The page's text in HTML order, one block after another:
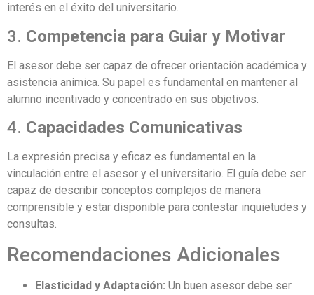
interés en el éxito del universitario.
3. Competencia para Guiar y Motivar
El asesor debe ser capaz de ofrecer orientación académica y
asistencia anímica. Su papel es fundamental en mantener al
alumno incentivado y concentrado en sus objetivos.
4. Capacidades Comunicativas
La expresión precisa y eficaz es fundamental en la
vinculación entre el asesor y el universitario. El guía debe ser
capaz de describir conceptos complejos de manera
comprensible y estar disponible para contestar inquietudes y
consultas.
Recomendaciones Adicionales
Elasticidad y Adaptación: Un buen asesor debe ser